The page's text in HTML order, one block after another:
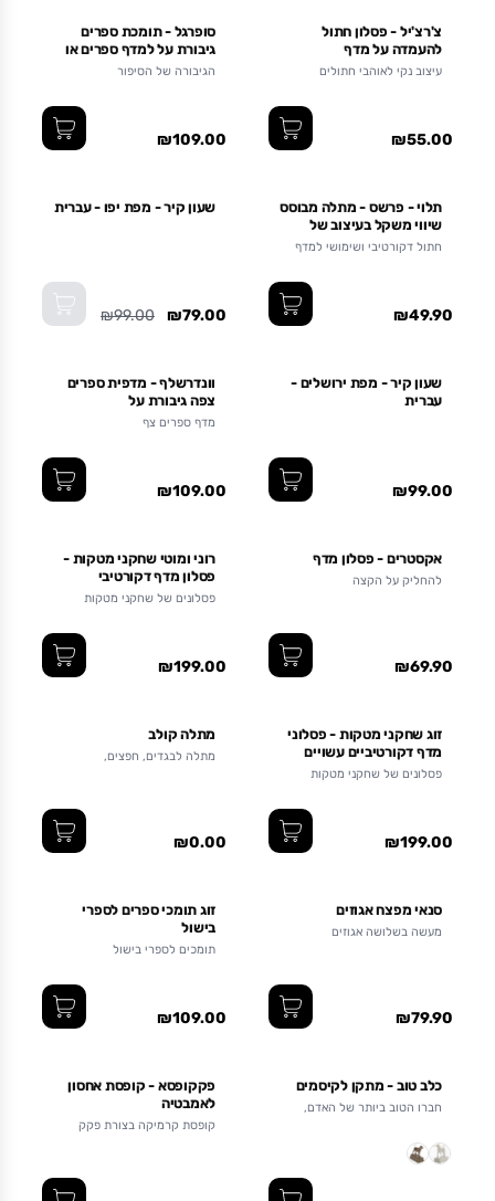
צ'רצ'יל - פסלון חתול
להעמדה על מדף
עיצוב נקי לאוהבי חתולים
₪55.00
סופרגל - תומכת ספרים
גיבורת על למדף ספרים או
לשולחן העבודה במשרד או
הגיבורה של הסיפור
₪109.00
תלוי - פרשס - מתלה מבוסס
שיווי משקל בעיצוב של
חתול
חתול דקורטיבי ושימושי למדף
₪49.90
שעון קיר - מפת יפו - עברית
₪79.00
₪99.00
שעון קיר - מפת ירושלים -
עברית
₪99.00
וונדרשלף - מדפית ספרים
צפה גיבורת על
מדף ספרים צף
₪109.00
אקסטרים - פסלון מדף
להחליק על הקצה
₪69.90
רוני ומוטי שחקני מטקות -
פסלון מדף דקורטיבי
פסלונים של שחקני מטקות
₪199.00
זוג שחקני מטקות - פסלוני
מדף דקורטיביים עשויים
מתכת
פסלונים של שחקני מטקות
₪199.00
מתלה קולב
מתלה לבגדים, חפצים,
₪0.00
סנאי מפצח אגוזים
מעשה בשלושה אגוזים
₪79.90
זוג תומכי ספרים לספרי
בישול
תומכים לספרי בישול
₪109.00
כלב טוב - מתקן לקיסמים
חברו הטוב ביותר של האדם,
שימושית ויפה לאוהבי כלבים
פקקופסא - קופסת אחסון
לאמבטיה
קופסת קרמיקה בצורת פקק